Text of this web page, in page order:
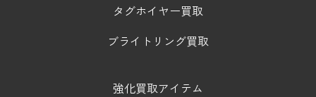
タグホイヤー買取
ブライトリング買取
強化買取アイテム